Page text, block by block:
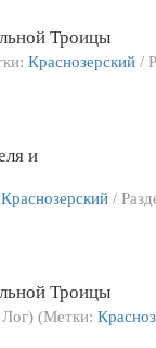
Троицы
Краснозерский /
и
Краснозерский /
Троицы
(Метки: